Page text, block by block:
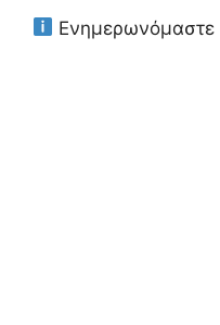
Ενημερωνόμαστε